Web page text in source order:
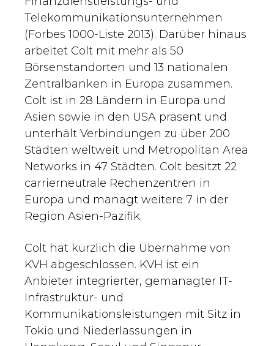
Telekommunikationsunternehmen
(Forbes 1000-Liste 2013). Darüber hinaus
arbeitet Colt mit mehr als 50
Börsenstandorten und 13 nationalen
Zentralbanken in Europa zusammen.
Colt ist in 28 Ländern in Europa und
Asien sowie in den USA präsent und
unterhält Verbindungen zu über 200
Städten weltweit und Metropolitan Area
Networks in 47 Städten. Colt besitzt 22
carrierneutrale Rechenzentren in
Europa und managt weitere 7 in der
Region Asien-Pazifik.
Colt hat kürzlich die Übernahme von
KVH abgeschlossen. KVH ist ein
Anbieter integrierter, gemanagter IT-
Infrastruktur- und
Kommunikationsleistungen mit Sitz in
Tokio und Niederlassungen in